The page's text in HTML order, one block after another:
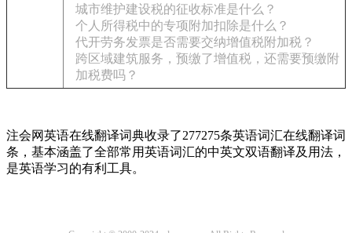
城市维护建设税的征收标准是什么？
个人所得税中的专项附加扣除是什么？
代开劳务发票是否需要交纳增值税附加税？
跨区域建筑服务，预缴了增值税，还需要预缴附
加税费吗？
注会网英语在线翻译词典收录了277275条英语词汇在线翻译词
条，基本涵盖了全部常用英语词汇的中英文双语翻译及用法，
是英语学习的有利工具。